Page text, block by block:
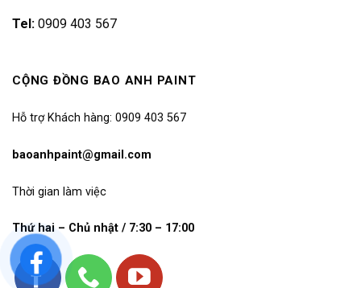
Tel: 0909 403 567
CỘNG ĐỒNG BAO ANH PAINT
Hỗ trợ Khách hàng: 0909 403 567
baoanhpaint@gmail.com
Thời gian làm việc
Thứ hai – Chủ nhật / 7:30 – 17:00